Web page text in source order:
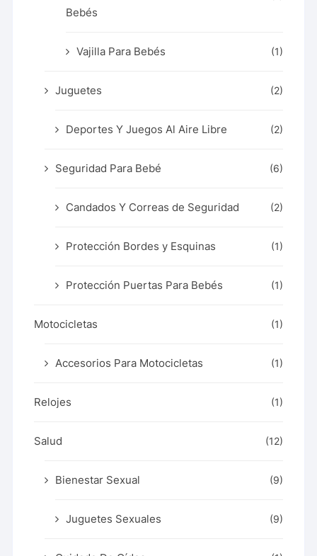
Bebés
Vajilla Para Bebés (1)
Juguetes (2)
Deportes Y Juegos Al Aire Libre (2)
Seguridad Para Bebé (6)
Candados Y Correas de Seguridad (2)
Protección Bordes y Esquinas (1)
Protección Puertas Para Bebés (1)
Motocicletas (1)
Accesorios Para Motocicletas (1)
Relojes (1)
Salud (12)
Bienestar Sexual (9)
Juguetes Sexuales (9)